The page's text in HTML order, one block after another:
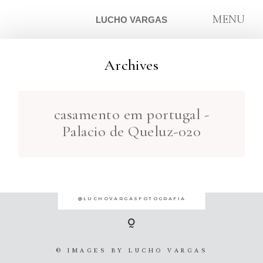
LUCHO VARGAS MENU
Archives
casamento em portugal -
Palacio de Queluz-020
SOBRE
@LUCHOVARGASFOTOGRAFIA
© IMAGES BY LUCHO VARGAS